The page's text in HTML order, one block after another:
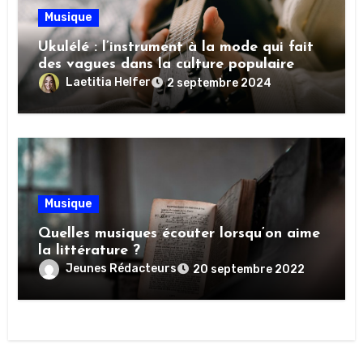
Musique
Ukulélé : l’instrument à la mode qui fait
des vagues dans la culture populaire
Laetitia Helfer 2 septembre 2024
Musique
Quelles musiques écouter lorsqu’on aime
la littérature ?
Jeunes Rédacteurs 20 septembre 2022